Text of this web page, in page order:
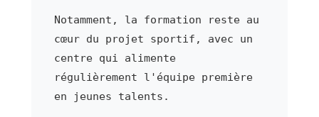
Notamment, la formation reste au
cœur du projet sportif, avec un
centre qui alimente
régulièrement l'équipe première
en jeunes talents.